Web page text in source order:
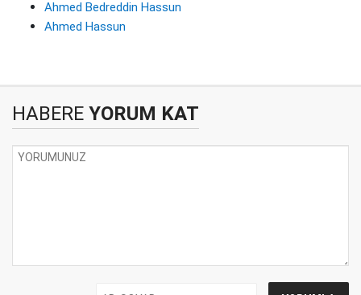
Ahmed Bedreddin Hassun
Ahmed Hassun
HABERE YORUM KAT